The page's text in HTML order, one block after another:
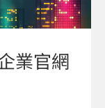
業官網